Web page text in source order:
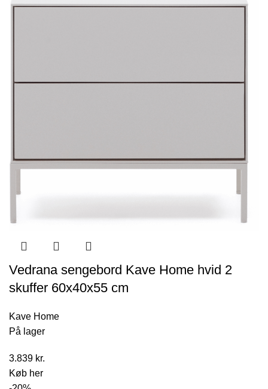
Vedrana sengebord Kave Home hvid 2
skuffer 60x40x55 cm
Kave Home
På lager
3.839 kr.
Køb her